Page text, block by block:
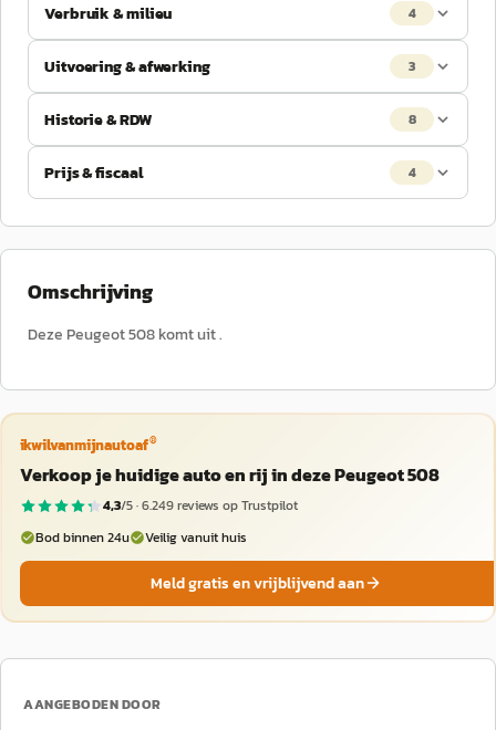
Verbruik & milieu 4
Uitvoering & afwerking 3
Historie & RDW 8
Prijs & fiscaal 4
Omschrijving
Deze Peugeot 508 komt uit .
ikwilvanmijnautoaf®
Verkoop je huidige auto en rij in deze Peugeot 508
4,3/5 ·6.249reviews op Trustpilot
Bod binnen 24u
Veilig vanuit huis
Meld gratis en vrijblijvend aan
AANGEBODEN DOOR